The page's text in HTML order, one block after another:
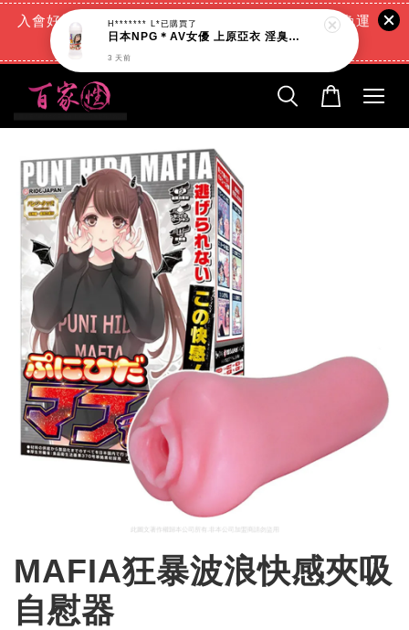
入會好禮:(消費滿888元=現折88元)+(滿666元超商免運
費)+(交易完成再送現金回饋)
MAFIA狂暴波浪快感夾吸
自慰器
H******* L*已購買了
日本NPG＊AV女優 上原亞衣 淫臭潤滑液_200ml
3 天前